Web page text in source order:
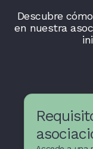
Descubre
en nuestra